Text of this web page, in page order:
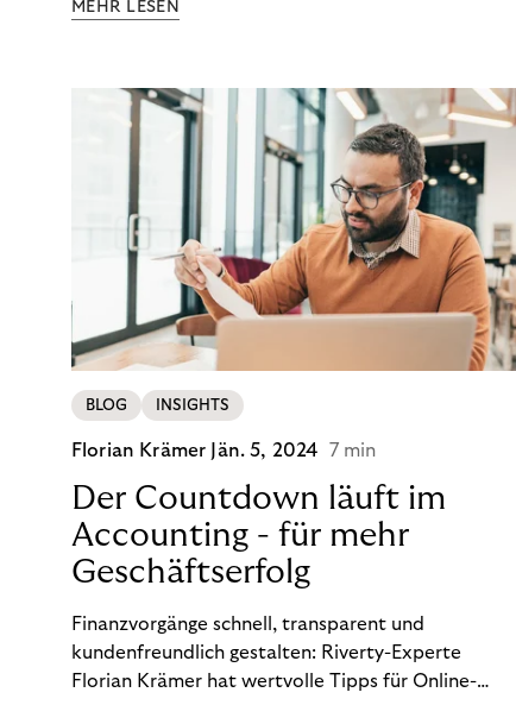
Ergebnisse sichern. Riverty zeigt, wie Recovery-
MEHR LESEN
BLOG INSIGHTS
Florian Krämer Jän. 5, 2024 7 min
Der Countdown läuft im
Accounting - für mehr
Geschäftserfolg
Finanzvorgänge schnell, transparent und
kundenfreundlich gestalten: Riverty-Experte
Florian Krämer hat wertvolle Tipps für Online-